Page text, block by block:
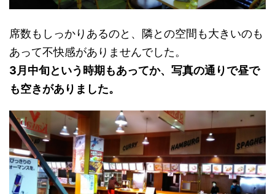
席数もしっかりあるのと、隣との空間も大きいのも
あって不快感がありませんでした。
3月中旬という時期もあってか、写真の通りで昼で
も空きがありました。